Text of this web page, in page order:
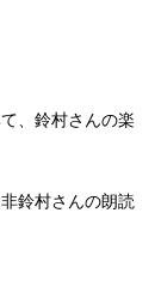
、鈴村さんの楽
鈴村さんの朗読